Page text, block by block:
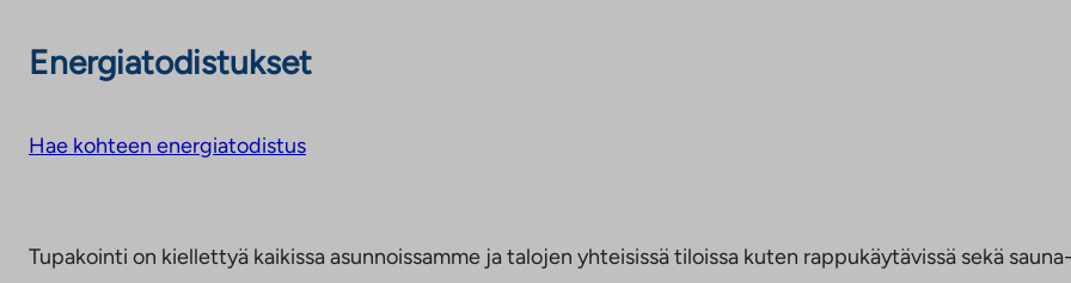
Energiatodistukset
Hae kohteen energiatodistus
Tupakointi on kiellettyä kaikissa asunnoissamme ja talojen yhteisissä tiloissa kuten rappukäytävissä sekä